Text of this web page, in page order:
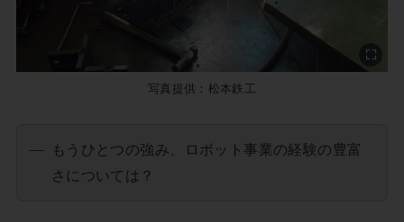
写真提供：松本鉄工
もうひとつの強み、ロボット事業の経験の豊富
さについては？